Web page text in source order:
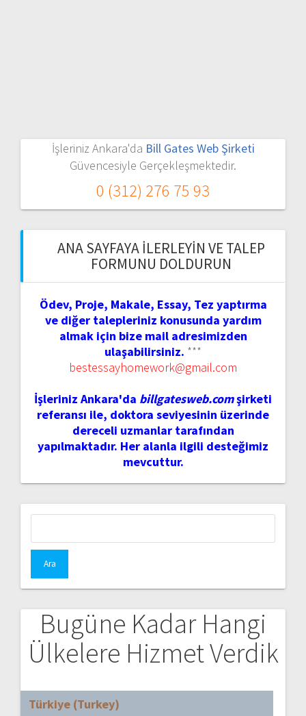
İşleriniz Ankara'da Bill Gates Web Şirketi
Güvencesiyle Gerçekleşmektedir.
0 (312) 276 75 93
ANA SAYFAYA İLERLEYIN VE TALEP
FORMUNU DOLDURUN
Ödev, Proje, Makale, Essay, Tez yaptırma
ve diğer talepleriniz konusunda yardım
almak için bize mail adresimizden
ulaşabilirsiniz. ***
bestessayhomework@gmail.com
İşleriniz Ankara'da billgatesweb.comşirketi
referansı ile, doktora seviyesinin üzerinde
dereceli uzmanlar tarafından
yapılmaktadır. Her alanla ilgili desteğimiz
mevcuttur.
Bugüne Kadar Hangi
Ülkelere Hizmet Verdik
Türkiye (Turkey)